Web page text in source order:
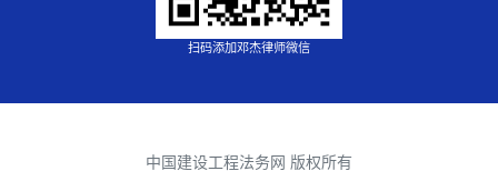
扫码添加邓杰律师微信
中国建设工程法务网 版权所有